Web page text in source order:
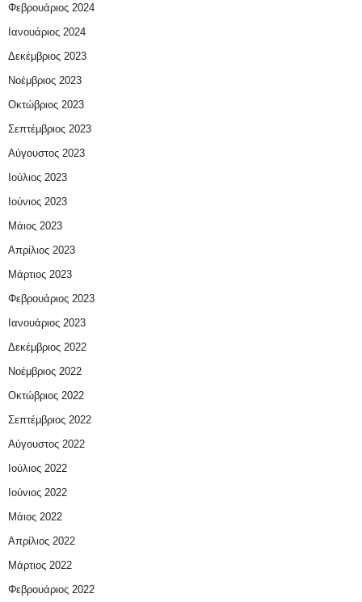
Φεβρουάριος 2024
Ιανουάριος 2024
Δεκέμβριος 2023
Νοέμβριος 2023
Οκτώβριος 2023
Σεπτέμβριος 2023
Αύγουστος 2023
Ιούλιος 2023
Ιούνιος 2023
Μάιος 2023
Απρίλιος 2023
Μάρτιος 2023
Φεβρουάριος 2023
Ιανουάριος 2023
Δεκέμβριος 2022
Νοέμβριος 2022
Οκτώβριος 2022
Σεπτέμβριος 2022
Αύγουστος 2022
Ιούλιος 2022
Ιούνιος 2022
Μάιος 2022
Απρίλιος 2022
Μάρτιος 2022
Φεβρουάριος 2022